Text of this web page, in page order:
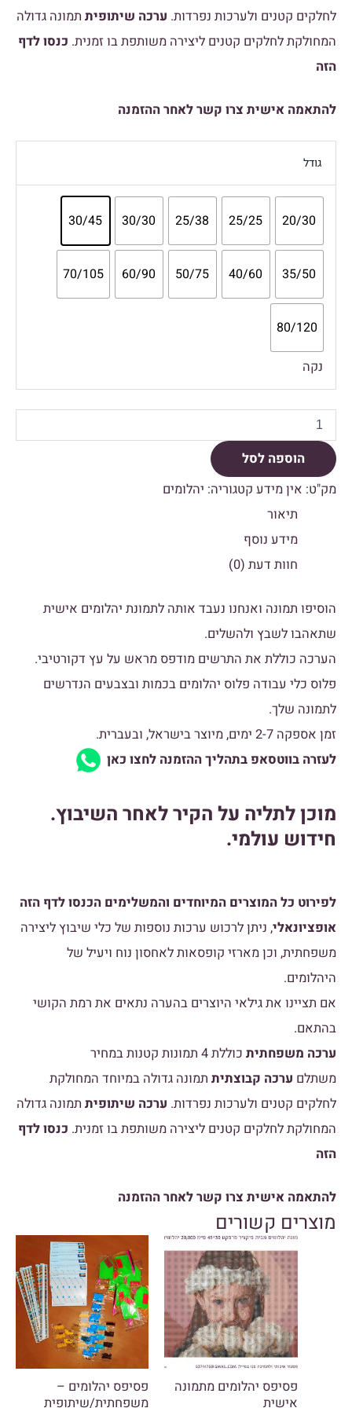
לחלקים קטנים ולערכות נפרדות. ערכה שיתופית תמונה גדולה
המחולקת לחלקים קטנים ליצירה משותפת בו זמנית. כנסו לדף
הזה
להתאמה אישית צרו קשר לאחר ההזמנה
גודל
20/30
25/25
25/38
30/30
30/45
35/50
40/60
50/75
60/90
70/105
80/120
נקה
הוספה לסל
מק"ט: אין מידע קטגוריה: יהלומים
תיאור
מידע נוסף
חוות דעת (0)
הוסיפו תמונה ואנחנו נעבד אותה לתמונת יהלומים אישית
שתאהבו לשבץ ולהשלים.
הערכה כוללת את התרשים מודפס מראש על עץ דקורטיבי.
פלוס כלי עבודה פלוס יהלומים בכמות ובצבעים הנדרשים
לתמונה שלך.
זמן אספקה 2-7 ימים, מיוצר בישראל, ובעברית.
לעזרה בווטסאפ בתהליך ההזמנה לחצו כאן
מוכן לתליה על הקיר לאחר השיבוץ.
חידוש עולמי.
לפירוט כל המוצרים המיוחדים והמשלימים הכנסו לדף הזה
אופציונאלי, ניתן לרכוש ערכות נוספות של כלי שיבוץ ליצירה
משפחתית, וכן מארזי קופסאות לאחסון נוח ויעיל של
היהלומים.
אם תציינו את גילאי היוצרים בהערה נתאים את רמת הקושי
בהתאם.
ערכה משפחתית
כוללת 4 תמונות קטנות במחיר
משתלם ערכה קבוצתית תמונה גדולה במיוחד המחולקת
לחלקים קטנים ולערכות נפרדות. ערכה שיתופית תמונה גדולה
המחולקת לחלקים קטנים ליצירה משותפת בו זמנית. כנסו לדף
הזה
להתאמה אישית צרו קשר לאחר ההזמנה
מוצרים קשורים
פסיפס יהלומים מתמונה
אישית
פסיפס יהלומים –
משפחתית/שיתופית